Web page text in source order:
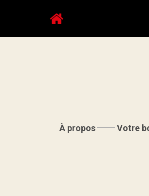
À propos Votre